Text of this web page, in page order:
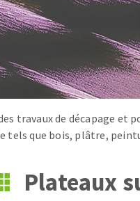
à profil
lamelles diamantés
travaux de décapage et
tels que bois, plâtre,
Plateaux